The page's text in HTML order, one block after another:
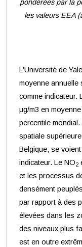
pondérées par la
les valeurs EEA
L’Université de
moyenne annuelle
comme indicateur.
µg/m3 en
percentile
spatiale
Belgique, se
indicateur. Le NO2
et les processus
densément
par rapport à des
élevées dans les
des niveaux plus
est en outre